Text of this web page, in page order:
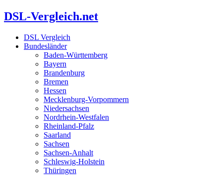
Zum
Inhalt
DSL-Vergleich.net
DSL Vergleich
Bundesländer
Baden-Württemberg
Bayern
Brandenburg
Bremen
Hessen
Mecklenburg-Vorpommern
Niedersachsen
Nordrhein-Westfalen
Rheinland-Pfalz
Saarland
Sachsen
Sachsen-Anhalt
Schleswig-Holstein
Thüringen